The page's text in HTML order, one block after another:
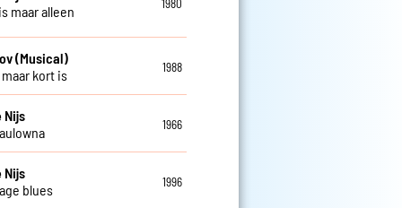
maar alleen
1980
(Musical)
kort is
1988
Nijs
1966
Nijs
blues
1996